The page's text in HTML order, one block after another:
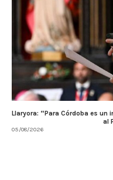
Llaryora: “Para Córdoba es
al
05/08/2026